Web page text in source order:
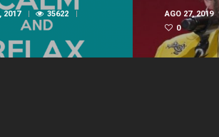
35622
AGO 27, 2019
0